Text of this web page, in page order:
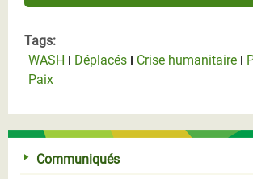
Tags:
WASH
Déplacés Crise humanitaire
Paix
Communiqués